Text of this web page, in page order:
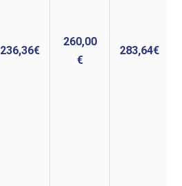
236,36€
260,00
€
283,64€